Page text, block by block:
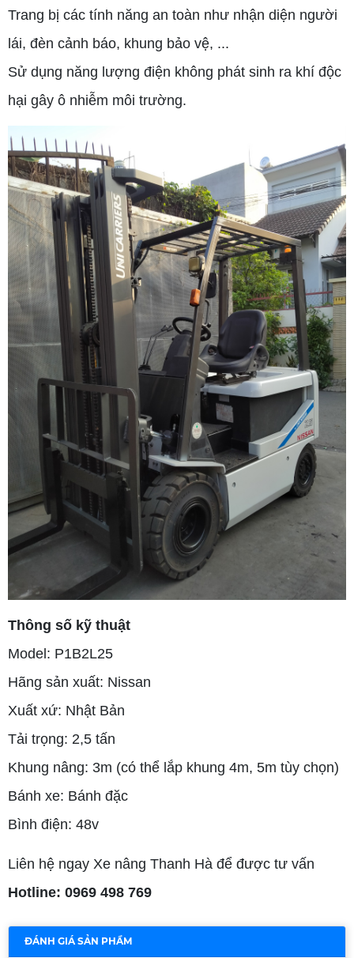
Trang bị các tính năng an toàn như nhận diện người
lái, đèn cảnh báo, khung bảo vệ, ...
Sử dụng năng lượng điện không phát sinh ra khí độc
hại gây ô nhiễm môi trường.
Thông số kỹ thuật
Model: P1B2L25
Hãng sản xuất: Nissan
Xuất xứ: Nhật Bản
Tải trọng: 2,5 tấn
Khung nâng: 3m (có thể lắp khung 4m, 5m tùy chọn)
Bánh xe: Bánh đặc
Bình điện: 48v
Liên hệ ngay Xe nâng Thanh Hà để được tư vấn
Hotline: 0969 498 769
ĐÁNH GIÁ SẢN PHẨM